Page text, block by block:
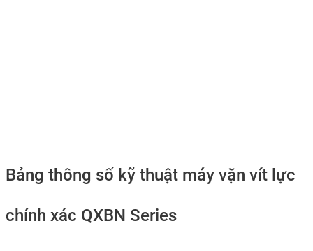
Bảng thông số kỹ thuật máy vặn vít lực
chính xác QXBN Series